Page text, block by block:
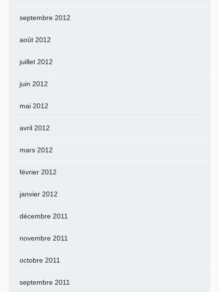
septembre 2012
août 2012
juillet 2012
juin 2012
mai 2012
avril 2012
mars 2012
février 2012
janvier 2012
décembre 2011
novembre 2011
octobre 2011
septembre 2011